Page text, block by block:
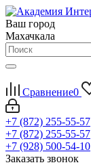
Ваш город
Махачкала
Сравнение0
+7 (872) 255-55-57
+7 (872) 255-55-57
+7 (928) 500-54-10
Заказать звонок